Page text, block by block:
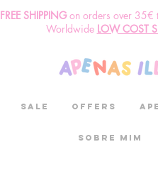
FREE SHIPPINGon orders over 35€
Worldwide LOW COST
SALE OFFERS
Sobre mim